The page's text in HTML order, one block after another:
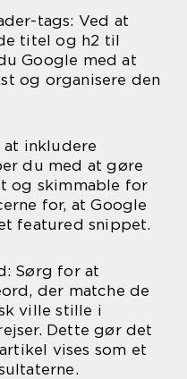
tags: Ved at
titel og h2 til
Google med at
og organisere den
inkludere
du med at gøre
og skimmable for
for, at Google
featured snippet.
Sørg for at
der matche de
ville stille i
Dette gør det
vises som et